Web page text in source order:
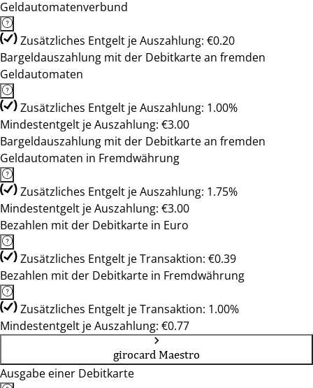
Geldautomatenverbund
Zusätzliches Entgelt je Auszahlung: €0.20
Bargeldauszahlung mit der Debitkarte an fremden
Geldautomaten
Zusätzliches Entgelt je Auszahlung: 1.00%
Mindestentgelt je Auszahlung: €3.00
Bargeldauszahlung mit der Debitkarte an fremden
Geldautomaten in Fremdwährung
Zusätzliches Entgelt je Auszahlung: 1.75%
Mindestentgelt je Auszahlung: €3.00
Bezahlen mit der Debitkarte in Euro
Zusätzliches Entgelt je Transaktion: €0.39
Bezahlen mit der Debitkarte in Fremdwährung
Zusätzliches Entgelt je Transaktion: 1.00%
Mindestentgelt je Auszahlung: €0.77
girocard Maestro
Ausgabe einer Debitkarte